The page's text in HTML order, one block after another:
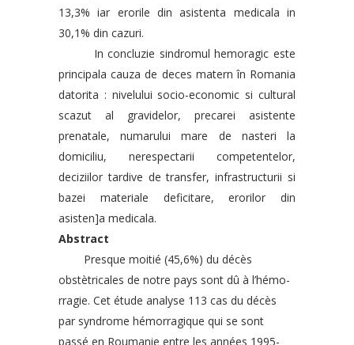
13,3% iar erorile din asistenta medicala in
30,1% din cazuri.
In concluzie sindromul hemoragic este
principala cauza de deces matern în Romania
datorita : nivelului socio-economic si cultural
scazut al gravidelor, precarei asistente
prenatale, numarului mare de nasteri la
domiciliu, nerespectarii competentelor,
deciziilor tardive de transfer, infrastructurii si
bazei materiale deficitare, erorilor din
asisten]a medicala.
Abstract
Presque moitié (45,6%) du décès
obstètricales de notre pays sont dû à l’hémo-
rragie. Cet étude analyse 113 cas du décès
par syndrome hémorragique qui se sont
passé en Roumanie entre les années 1995-